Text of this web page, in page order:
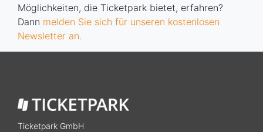
Möglichkeiten, die Ticketpark bietet, erfahren?
Dann melden Sie sich für unseren kostenlosen
Newsletter an.
Ticketpark GmbH